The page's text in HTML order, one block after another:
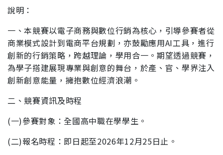
說明：
一、本競賽以電子商務與數位行銷為核心，引導參賽者從
商業模式設計到電商平台規劃，亦鼓勵應用AI工具，進行
創新的行銷策略，跨越理論，學用合一。期望透過競賽，
為學子搭建展現專業與創意的舞台，於產、官、學界注入
創新創意能量，擁抱數位經濟浪潮。
二、競賽資訊及時程
(一)參賽對象：全國高中職在學學生。
(二)報名時程：即日起至2026年12月25日止。